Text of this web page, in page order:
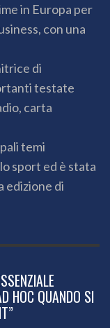
in Europa per
con una
di
testate
carta
temi
sport ed è stata
edizione di
HOC QUANDO SI